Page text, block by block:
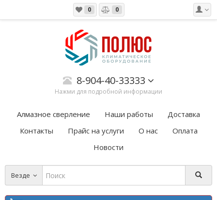
0 0
8-904-40-33333
Нажми для подробной информации
Алмазное сверление Наши работы
Доставка
Контакты
Прайс на услуги О нас
Оплата
Новости
Везде